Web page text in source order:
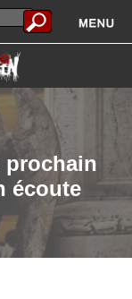
prochain
écoute